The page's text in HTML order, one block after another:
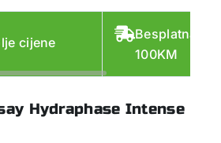
cijene
Besplatna
100KM
Hydraphase Intense